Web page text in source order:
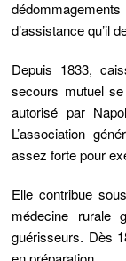
d’assistance qu’il
Depuis 1833,
secours mutuel
autorisé par
L’association
assez forte pour
Elle contribue
médecine rurale
guérisseurs. Dès